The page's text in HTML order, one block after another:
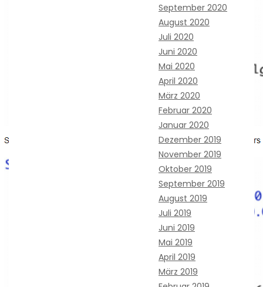
September 2020
August 2020
Juli 2020
Juni 2020
Mai 2020
April 2020
März 2020
Februar 2020
Januar 2020
Dezember 2019
November 2019
Oktober 2019
September 2019
August 2019
Juli 2019
Juni 2019
Mai 2019
April 2019
März 2019